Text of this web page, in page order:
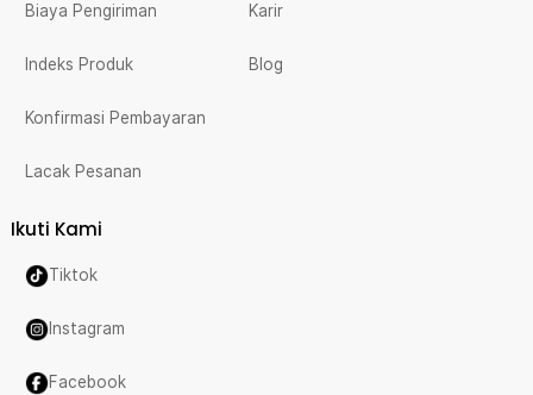
Biaya Pengiriman
Indeks Produk
Konfirmasi Pembayaran
Lacak Pesanan
Karir
Blog
Ikuti Kami
Tiktok
Instagram
Facebook